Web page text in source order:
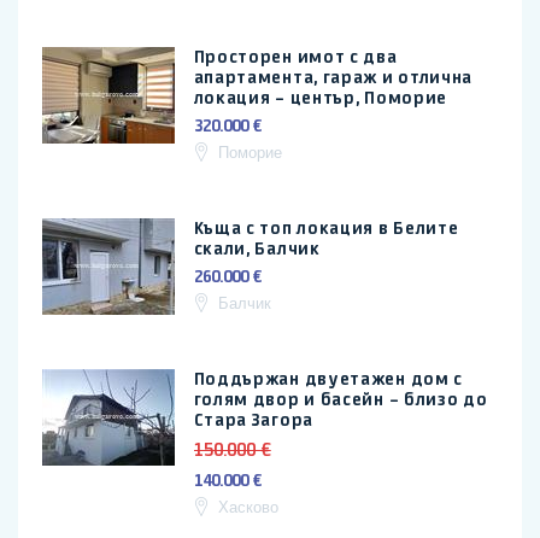
Просторен имот с два
апартамента, гараж и отлична
локация – център, Поморие
320.000 €
Поморие
Къща с топ локация в Белите
скали, Балчик
260.000 €
Балчик
Поддържан двуетажен дом с
голям двор и басейн – близо до
Стара Загора
150.000 €
140.000 €
Хасково